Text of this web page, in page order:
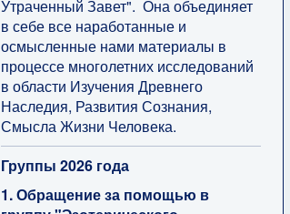
Утраченный Завет". Она объединяет
в себе все наработанные и
осмысленные нами материалы в
процессе многолетних исследований
в области Изучения Древнего
Наследия, Развития Сознания,
Смысла Жизни Человека.
Группы 2026 года
1. Обращение за помощью в